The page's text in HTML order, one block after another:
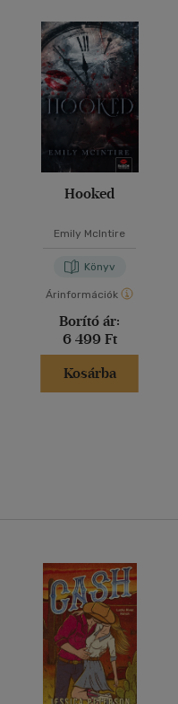
Hooked
Emily McIntire
Könyv
Árinformációk
Borító ár:
6 499 Ft
Kosárba